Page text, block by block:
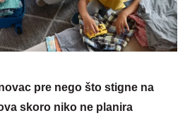
pre nego što stigne na
skoro niko ne planira